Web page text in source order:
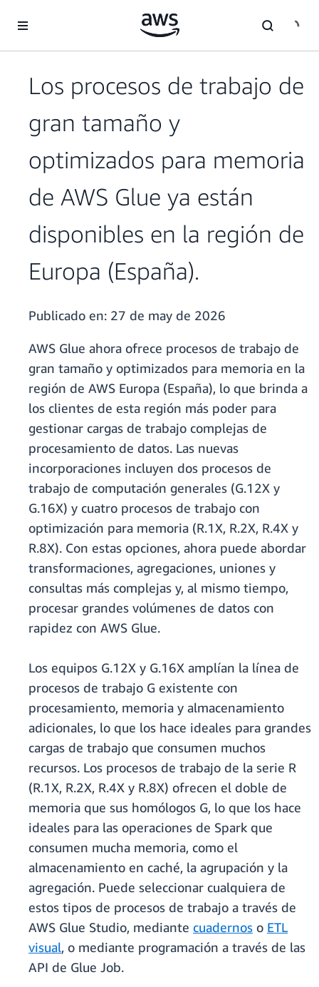
Los procesos de trabajo de
gran tamaño y
optimizados para memoria
de AWS Glue ya están
disponibles en la región de
Europa (España).
Publicado en: 27 de may de 2026
AWS Glue ahora ofrece procesos de trabajo de
gran tamaño y optimizados para memoria en la
región de AWS Europa (España), lo que brinda a
los clientes de esta región más poder para
gestionar cargas de trabajo complejas de
procesamiento de datos. Las nuevas
incorporaciones incluyen dos procesos de
trabajo de computación generales (G.12X y
G.16X) y cuatro procesos de trabajo con
optimización para memoria (R.1X, R.2X, R.4X y
R.8X). Con estas opciones, ahora puede abordar
transformaciones, agregaciones, uniones y
consultas más complejas y, al mismo tiempo,
procesar grandes volúmenes de datos con
rapidez con AWS Glue.
Los equipos G.12X y G.16X amplían la línea de
procesos de trabajo G existente con
procesamiento, memoria y almacenamiento
adicionales, lo que los hace ideales para grandes
cargas de trabajo que consumen muchos
recursos. Los procesos de trabajo de la serie R
(R.1X, R.2X, R.4X y R.8X) ofrecen el doble de
memoria que sus homólogos G, lo que los hace
ideales para las operaciones de Spark que
consumen mucha memoria, como el
almacenamiento en caché, la agrupación y la
agregación. Puede seleccionar cualquiera de
estos tipos de procesos de trabajo a través de
AWS Glue Studio, mediante cuadernos o ETL
visual, o mediante programación a través de las
API de Glue Job.